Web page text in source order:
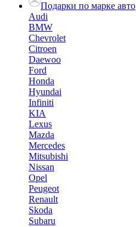
Подарки по марке авто
Audi
BMW
Chevrolet
Citroen
Daewoo
Ford
Honda
Hyundai
Infiniti
KIA
Lexus
Mazda
Mercedes
Mitsubishi
Nissan
Opel
Peugeot
Renault
Skoda
Subaru